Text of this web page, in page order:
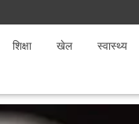
शिक्षा खेल स्वास्थ्य